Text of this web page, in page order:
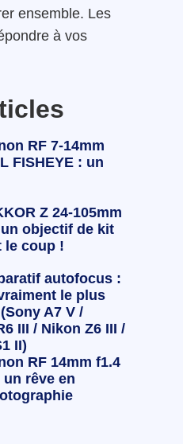
ensemble. Les
à vos
RF 7-14mm
FISHEYE : un
Z 24-105mm
objectif de kit
le coup !
autofocus :
le plus
A7 V /
III / Nikon Z6 III /
II)
RF 14mm f1.4
un rêve en